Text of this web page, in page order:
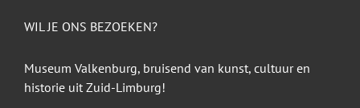
WIL JE ONS BEZOEKEN?
Museum Valkenburg, bruisend van kunst, cultuur en
historie uit Zuid-Limburg!